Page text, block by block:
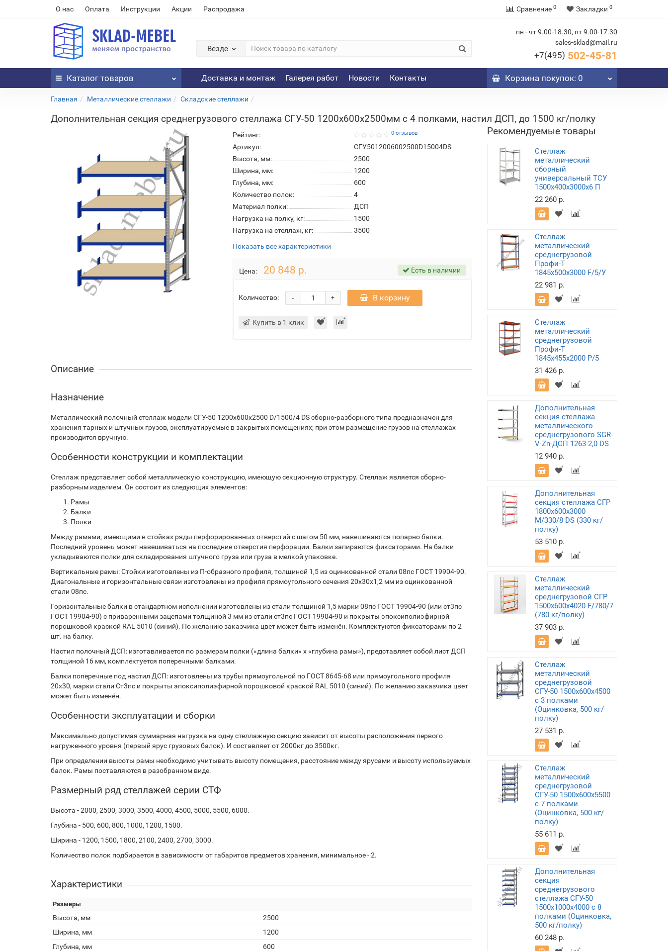
О нас Оплата Инструкции Акции Распродажа Сравнение 0 Закладки 0
Везде
пн - чт 9.00-18.30, пт 9.00-17.30
sales-sklad@mail.ru
+7(495) 502-45-81
Каталог товаров Доставка и монтаж Галерея работ Новости Контакты Корзинапокупок: 0
Главная Металлические стеллажи Складские стеллажи
Дополнительная секция среднегрузового стеллажа СГУ-50 1200х600х2500мм с 4 полками, настил ДСП, до 1500 кг/полку
Рейтинг: 0 отзывов
Артикул:
СГУ5012006002500D15004DS
Высота, мм:
2500
Ширина, мм:
1200
Глубина, мм:
600
Количество полок:
4
Материал полки:
ДСП
Нагрузка на полку, кг:
1500
Нагрузка на стеллаж, кг:
3500
Показать все характеристики
Цена: 20 848 р. Есть в наличии
Количество: +
- В корзину
Купить в 1 клик
Описание
Назначение
Металлический полочный стеллаж модели СГУ-50 1200х600х2500 D/1500/4 DS сборно-разборного типа предназначен для
хранения тарных и штучных грузов, эксплуатируемые в закрытых помещениях; при этом размещение грузов на стеллажах
производится вручную.
Особенности конструкции и комплектации
Стеллаж представляет собой металлическую конструкцию, имеющую секционную структуру. Стеллаж является сборно-
разборным изделием. Он состоит из следующих элементов:
Рамы
Балки
Полки
Между рамами, имеющими в стойках ряды перфорированных отверстий с шагом 50 мм, навешиваются попарно балки.
Последний уровень может навешиваться на последние отверстия перфорации. Балки запираются фиксаторами. На балки
укладываются полки для складирования штучного груза или груза в мелкой упаковке.
Вертикальные рамы: Стойки изготовлены из П-образного профиля, толщиной 1,5 из оцинкованной стали 08пс ГОСТ 19904-90.
Диагональные и горизонтальные связи изготовлены из профиля прямоугольного сечения 20х30х1,2 мм из оцинкованной
стали 08пс.
Горизонтальные балки в стандартном исполнении изготовлены из стали толщиной 1,5 марки 08пс ГОСТ 19904-90 (или ст3пс
ГОСТ 19904-90) с приваренными зацепами толщиной 3 мм из стали ст3пс ГОСТ 19904-90 и покрыты эпоксиполиэфирной
порошковой краской RAL 5010 (синий). По желанию заказчика цвет может быть изменён. Комплектуются фиксаторами по 2
шт. на балку.
Настил полочный ДСП: изготавливается по размерам полки («длина балки» х «глубина рамы»), представляет собой лист ДСП
толщиной 16 мм, комплектуется поперечными балками.
Балки поперечные под настил ДСП: изготовлены из трубы прямоугольной по ГОСТ 8645-68 или прямоугольного профиля
20х30, марки стали Ст3пс и покрыты эпоксиполиэфирной порошковой краской RAL 5010 (синий). По желанию заказчика цвет
может быть изменён.
Особенности эксплуатации и сборки
Максимально допустимая суммарная нагрузка на одну стеллажную секцию зависит от высоты расположения первого
нагруженного уровня (первый ярус грузовых балок). И составляет от 2000кг до 3500кг.
При определении высоты рамы необходимо учитывать высоту помещения, расстояние между ярусами и высоту используемых
балок. Рамы поставляются в разобранном виде.
Размерный ряд стеллажей серии СТФ
Высота - 2000, 2500, 3000, 3500, 4000, 4500, 5000, 5500, 6000.
Глубина - 500, 600, 800, 1000, 1200, 1500.
Ширина - 1200, 1500, 1800, 2100, 2400, 2700, 3000.
Количество полок подбирается в зависимости от габаритов предметов хранения, минимальное - 2.
Характеристики
Размеры
Высота, мм
2500
Ширина, мм
1200
Глубина, мм
600
Рекомендуемые товары
Стеллаж
металлический
сборный
универсальный ТСУ
1500х400х3000х6 П
22 260 р.
Стеллаж
металлический
среднегрузовой
Профи-Т
1845х500х3000 F/5/У
22 981 р.
Стеллаж
металлический
среднегрузовой
Профи-Т
1845х455х2000 P/5
31 426 р.
Дополнительная
секция стеллажа
металлического
среднегрузового SGR-
V-Zn-ДСП 1263-2,0 DS
12 940 р.
Дополнительная
секция стеллажа СГР
1800х600х3000
M/330/8 DS (330 кг/
полку)
53 510 р.
Стеллаж
металлический
среднегрузовой СГР
1500х600х4020 F/780/7
(780 кг/полку)
37 903 р.
Стеллаж
металлический
среднегрузовой
СГУ-50 1500х600х4500
с 3 полками
(Оцинковка, 500 кг/
полку)
27 531 р.
Стеллаж
металлический
среднегрузовой
СГУ-50 1500х600х5500
с 7 полками
(Оцинковка, 500 кг/
полку)
55 611 р.
Дополнительная
секция
среднегрузового
стеллажа СГУ-50
1500х1000х4000 с 8
полками (Оцинковка,
500 кг/полку)
60 248 р.